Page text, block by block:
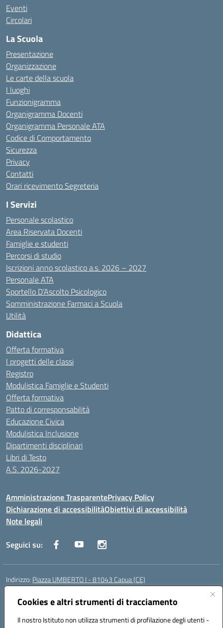
Cookies e altri strumenti di tracciamento
Il nostro Istituto non utilizza strumenti di profilazione degli utenti -
Eventi
Circolari
La Scuola
Presentazione
Organizzazione
Le carte della scuola
I luoghi
Funzionigramma
Organigramma Docenti
Organigramma Personale ATA
Codice di Comportamento
Sicurezza
Privacy
Contatti
Orari ricevimento Segreteria
I Servizi
Personale scolastico
Area Riservata Docenti
Famiglie e studenti
Percorsi di studio
Iscrizioni anno scolastico a.s. 2026 – 2027
Personale ATA
Sportello D’Ascolto Psicologico
Somministrazione Farmaci a Scuola
Utilità
Didattica
Offerta formativa
I progetti delle classi
Registro
Modulistica Famiglie e Studenti
Offerta formativa
Patto di corresponsabilità
Educazione Civica
Modulistica Inclusione
Dipartimenti disciplinari
Libri di Testo
A.S. 2026-2027
Amministrazione TrasparentePrivacy Policy
Dichiarazione di accessibilitàObiettivi di accessibilità
Note legali
Seguici su:
Indirizzo: Piazza UMBERTO I - 81043 Capua (CE)
Centralino:
Posta elettronica certificata (PEC):cepm03000d@pec.istruzione.it
Codice fiscale: 93034560610